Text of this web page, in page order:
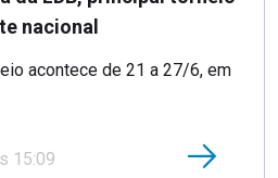
nacional
acontece de 21 a 27/6, em
15:09